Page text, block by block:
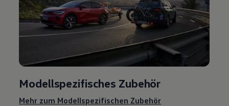
Modellspezifisches Zubehör
Mehr zum Modellspezifischen Zubehör